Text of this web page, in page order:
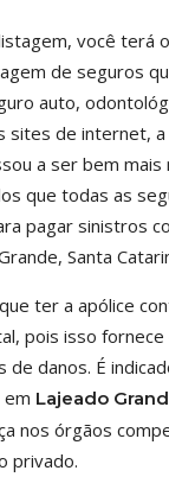
você terá
de seguros
auto,
sites de internet,
a ser bem mais
que todas as
pagar sinistros
Santa
ter a apólice
pois isso
danos. É
Lajeado
nos órgãos
privado.